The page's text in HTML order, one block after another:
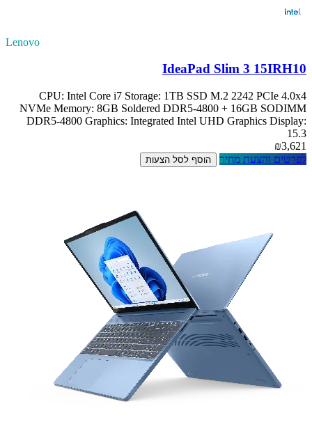
Lenovo
IdeaPad Slim 3 15IRH10
CPU: Intel Core i7 Storage: 1TB SSD M.2 2242 PCIe 4.0x4
NVMe Memory: 8GB Soldered DDR5-4800 + 16GB SODIMM
DDR5-4800 Graphics: Integrated Intel UHD Graphics Display:
15.3
₪3,621
לפרטים והצעת מחיר
הוסף לסל הצעות